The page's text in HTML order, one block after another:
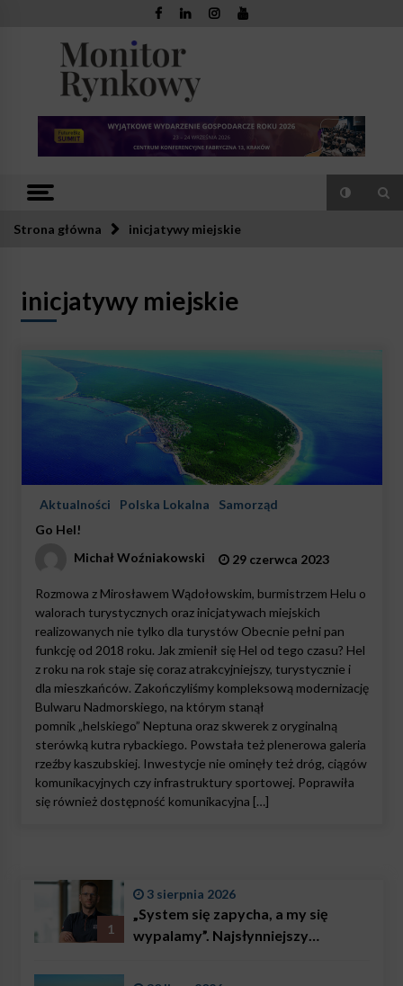
Monitor
Rynkowy
Strona główna inicjatywy miejskie
inicjatywy miejskie
Aktualności Polska Lokalna
Samorząd
Go Hel!
Michał Woźniakowski
29 czerwca 2023
Rozmowa z Mirosławem Wądołowskim, burmistrzem Helu o
walorach turystycznych oraz inicjatywach miejskich
realizowanych nie tylko dla turystów Obecnie pełni pan
funkcję od 2018 roku. Jak zmienił się Hel od tego czasu? Hel
z roku na rok staje się coraz atrakcyjniejszy, turystycznie i
dla mieszkańców. Zakończyliśmy kompleksową modernizację
Bulwaru Nadmorskiego, na którym stanął
pomnik „helskiego” Neptuna oraz skwerek z oryginalną
sterówką kutra rybackiego. Powstała też plenerowa galeria
rzeźby kaszubskiej. Inwestycje nie ominęły też dróg, ciągów
komunikacyjnych czy infrastruktury sportowej. Poprawiła
się również dostępność komunikacyjna […]
1
3 sierpnia 2026
„System się zapycha, a my się
wypalamy”. Najsłynniejszy